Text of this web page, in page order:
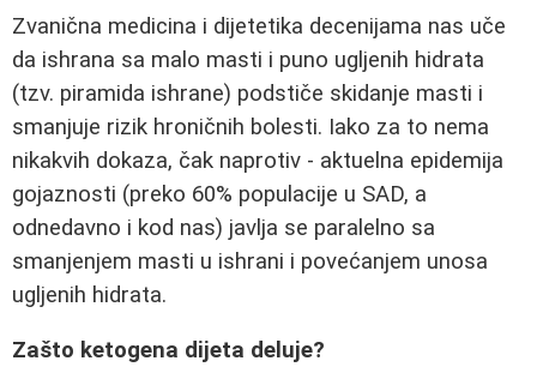
Zvanična medicina i dijetetika decenijama nas uče
da ishrana sa malo masti i puno ugljenih hidrata
(tzv. piramida ishrane) podstiče skidanje masti i
smanjuje rizik hroničnih bolesti. Iako za to nema
nikakvih dokaza, čak naprotiv - aktuelna epidemija
gojaznosti (preko 60% populacije u SAD, a
odnedavno i kod nas) javlja se paralelno sa
smanjenjem masti u ishrani i povećanjem unosa
ugljenih hidrata.
Zašto ketogena dijeta deluje?